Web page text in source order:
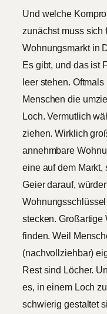
Und welche
zunächst muss sich
Wohnungsmarkt in
Es gibt, und das ist
leer stehen.
Menschen die
Loch. Vermutlich
ziehen. Wirklich
annehmbare
eine auf dem
Geier darauf,
stecken. Großartige
finden. Weil
(nachvollziehbar)
Rest sind Löcher.
es, in einem Loch
schwierig gestaltet